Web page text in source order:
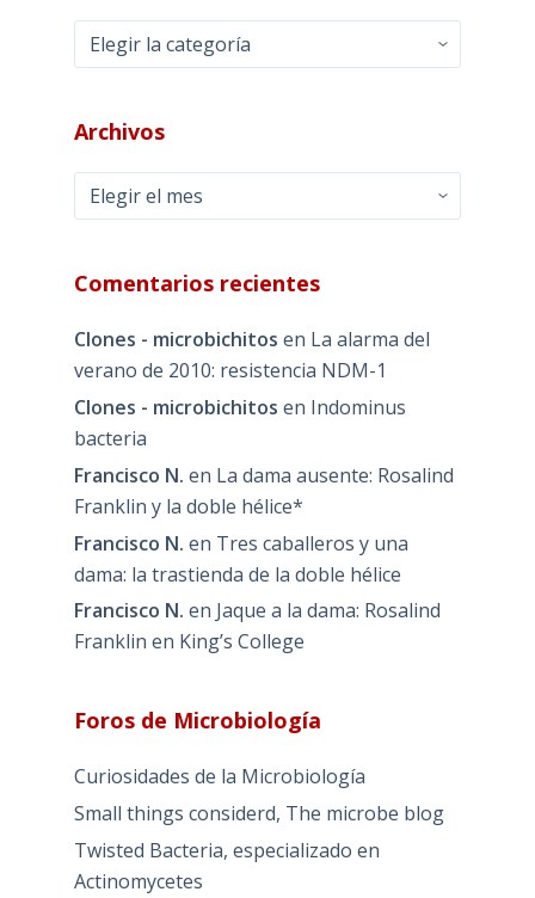
Categorías
Archivos
Archivos
Comentarios recientes
Clones - microbichitos en La alarma del
verano de 2010: resistencia NDM-1
Clones - microbichitos en Indominus
bacteria
Francisco N. en La dama ausente: Rosalind
Franklin y la doble hélice*
Francisco N. en Tres caballeros y una
dama: la trastienda de la doble hélice
Francisco N. en Jaque a la dama: Rosalind
Franklin en King’s College
Foros de Microbiología
Curiosidades de la Microbiología
Small things considerd, The microbe blog
Twisted Bacteria, especializado en
Actinomycetes